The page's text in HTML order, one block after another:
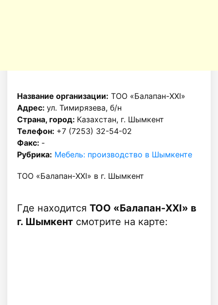
Название организации: ТОО «Балапан-XXI»
Адрес: ул. Тимирязева, б/н
Страна, город: Казахстан, г. Шымкент
Телефон: +7 (7253) 32-54-02
Факс: -
Рубрика: Мебель: производство в Шымкенте
ТОО «Балапан-XXI» в г. Шымкент
Где находится ТОО «Балапан-XXI» в
г. Шымкент смотрите на карте: